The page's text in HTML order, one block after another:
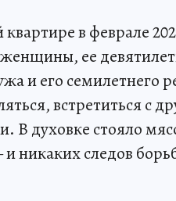
в феврале
ее
и его семилетнего
встретиться с
В духовке стояло
никаких следов